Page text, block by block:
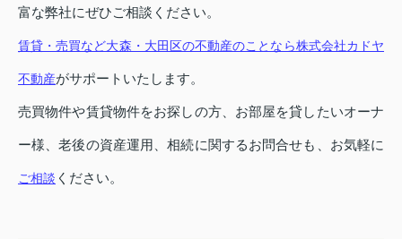
富な弊社にぜひご相談ください。
賃貸・売買など大森・大田区の不動産のことなら株式会社カドヤ
不動産がサポートいたします。
売買物件や賃貸物件をお探しの方、お部屋を貸したいオーナ
ー様、老後の資産運用、相続に関するお問合せも、お気軽に
ご相談 ください。